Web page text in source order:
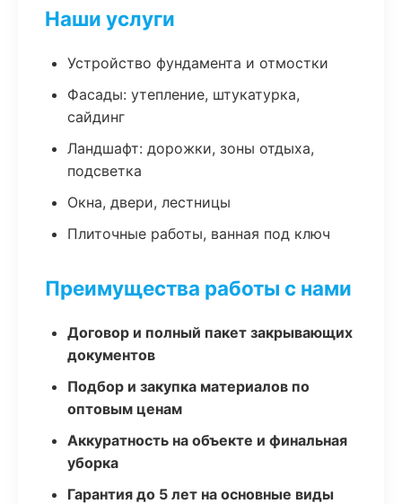
Наши услуги
Устройство фундамента и отмостки
Фасады: утепление, штукатурка,
сайдинг
Ландшафт: дорожки, зоны отдыха,
подсветка
Окна, двери, лестницы
Плиточные работы, ванная под ключ
Преимущества работы с нами
Договор и полный пакет закрывающих
документов
Подбор и закупка материалов по
оптовым ценам
Аккуратность на объекте и финальная
уборка
Гарантия до 5 лет на основные виды